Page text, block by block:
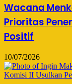
Wacana
Prioritas
Positif
10/07/2026